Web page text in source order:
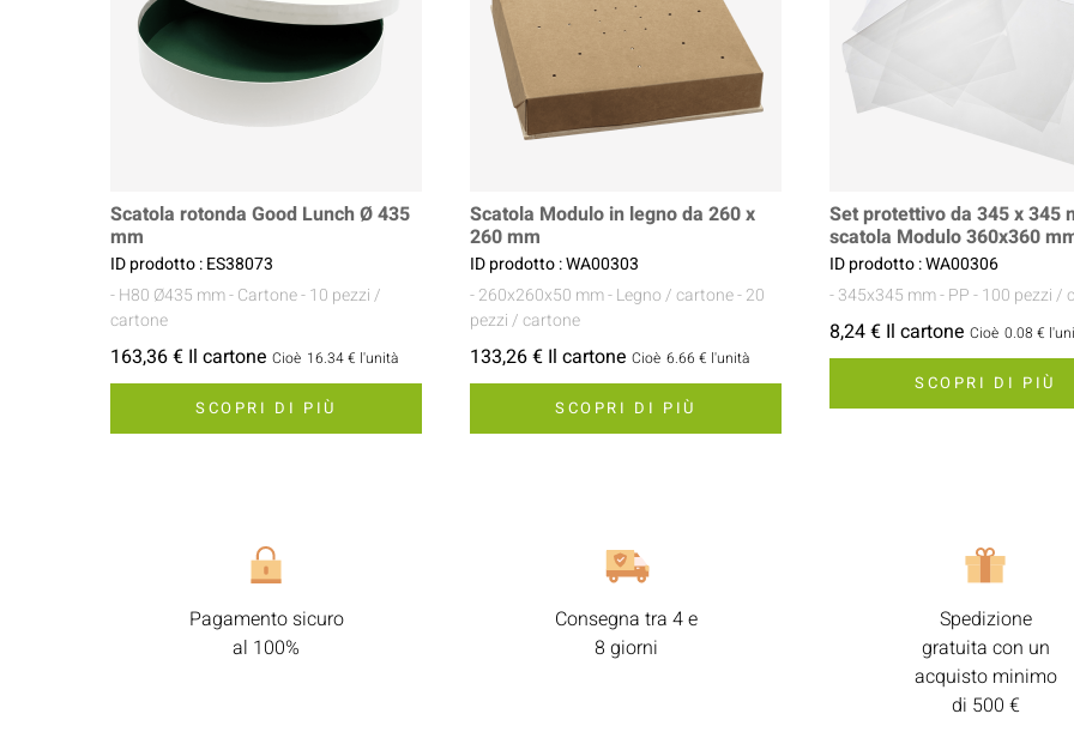
Scatola rotonda Good Lunch Ø 435
mm
ID prodotto : ES38073
- H80 Ø435 mm- Cartone- 10 pezzi /
cartone
163,36 € Il cartone Cioè 16.34 € l'unità
SCOPRI DI PIÙ
Scatola Modulo in legno da 260 x
260 mm
ID prodotto : WA00303
- 260x260x50 mm- Legno / cartone- 20
pezzi / cartone
133,26 € Il cartone Cioè 6.66 € l'unità
SCOPRI DI PIÙ
Set protettivo da 345 x 345
scatola Modulo 360x360
ID prodotto : WA00306
- 345x345 mm- PP- 100 pezzi /
8,24 € Il cartone Cioè 0.08 €
SCOPRI DI PIÙ
Pagamento sicuro
al 100%
Consegna tra 4 e
8 giorni
Spedizione
gratuita con un
acquisto minimo
di 500 €